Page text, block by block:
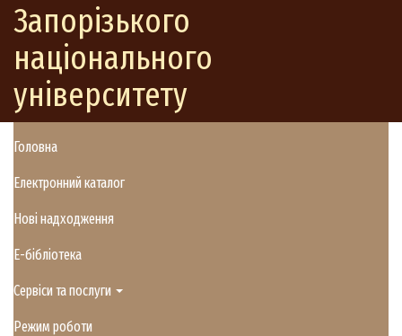
Запорізького
національного
університету
Головна
Електронний каталог
Нові надходження
E-бібліотека
Сервіси та послуги
Режим роботи